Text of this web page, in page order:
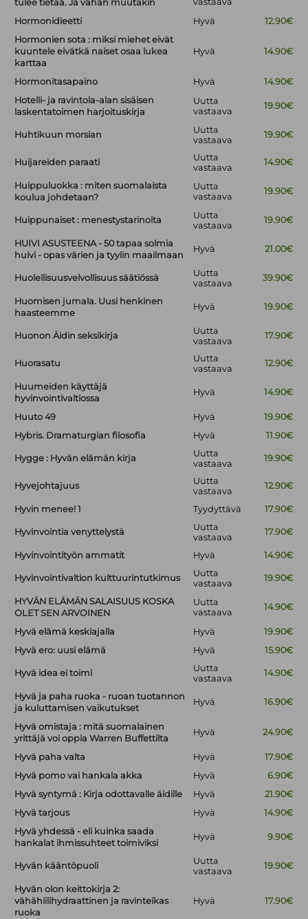
tulee tietää. Ja vähän muutakin
Hormonidieetti Hyvä
12.90€
Hormonien sota : miksi miehet eivät
kuuntele eivätkä naiset osaa lukea
karttaa
Hyvä 14.90€
Hormonitasapaino Hyvä
14.90€
Hotelli- ja ravintola-alan sisäisen
laskentatoimen harjoituskirja
Uutta
vastaava
19.90€
Huhtikuun morsian
Uutta
vastaava
19.90€
Huijareiden paraati
Uutta
vastaava
14.90€
Huippuluokka : miten suomalaista
koulua johdetaan?
Uutta
vastaava
19.90€
Huippunaiset : menestystarinoita
Uutta
vastaava
19.90€
HUIVI ASUSTEENA - 50 tapaa solmia
huivi - opas värien ja tyylin maailmaan
Hyvä 21.00€
Huolellisuusvelvollisuus säätiössä
Uutta
vastaava
39.90€
Huomisen jumala. Uusi henkinen
haasteemme
Hyvä 19.90€
Huonon Äidin seksikirja
Uutta
vastaava
17.90€
Huorasatu
Uutta
vastaava
12.90€
Huumeiden käyttäjä
hyvinvointivaltiossa
Hyvä 14.90€
Huuto 49 Hyvä
19.90€
Hybris. Dramaturgian filosofia
Hyvä 11.90€
Hygge : Hyvän elämän kirja
Uutta
vastaava
19.90€
Hyvejohtajuus
Uutta
vastaava
12.90€
Hyvin menee! 1 Tyydyttävä 17.90€
Hyvinvointia venyttelystä
Uutta
vastaava
17.90€
Hyvinvointityön ammatit Hyvä 14.90€
Hyvinvointivaltion kulttuurintutkimus
Uutta
vastaava
19.90€
HYVÄN ELÄMÄN SALAISUUS KOSKA
OLET SEN ARVOINEN
Uutta
vastaava
14.90€
Hyvä elämä keskiajalla Hyvä
19.90€
Hyvä ero: uusi elämä
Hyvä 15.90€
Hyvä idea ei toimi
Uutta
vastaava
14.90€
Hyvä ja paha ruoka - ruoan tuotannon
ja kuluttamisen vaikutukset
Hyvä 16.90€
Hyvä omistaja : mitä suomalainen
yrittäjä voi oppia Warren Buffettilta
Hyvä 24.90€
Hyvä paha valta Hyvä
17.90€
Hyvä pomo vai hankala akka
Hyvä
6.90€
Hyvä syntymä : Kirja odottavalle äidille
Hyvä
21.90€
Hyvä tarjous
Hyvä
14.90€
Hyvä yhdessä - eli kuinka saada
hankalat ihmissuhteet toimiviksi
Hyvä 9.90€
Hyvän kääntöpuoli
Uutta
vastaava
19.90€
Hyvän olon keittokirja 2:
vähähiilihydraattinen ja ravinteikas
ruoka
Hyvä 17.90€